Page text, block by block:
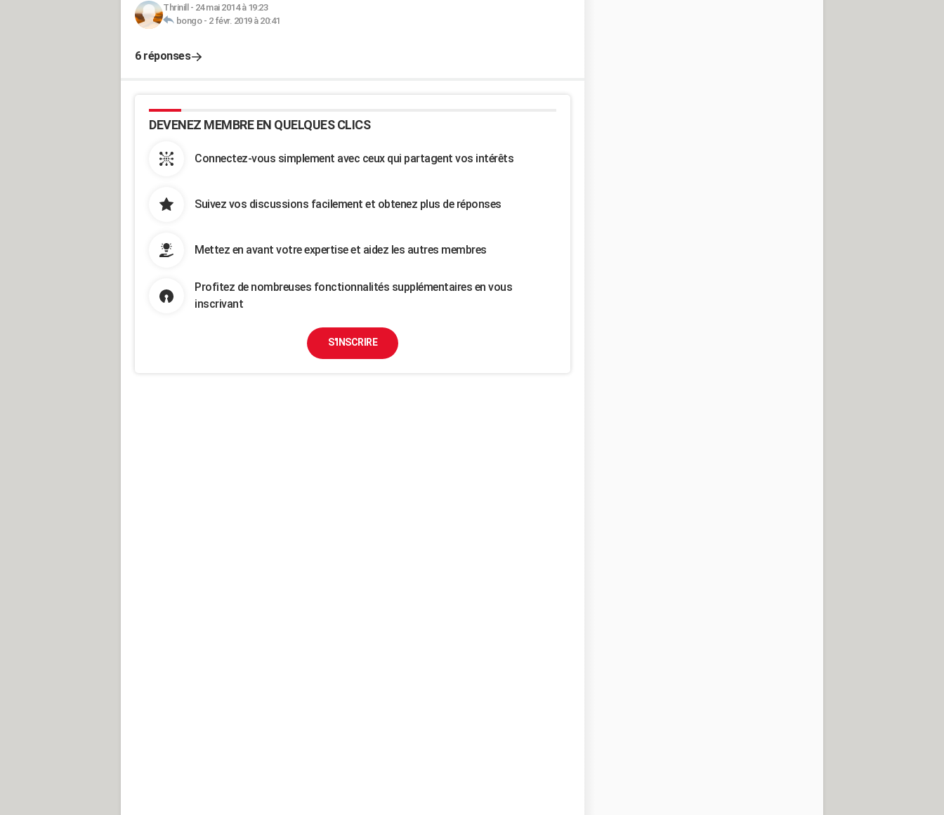
Thrinill - 24 mai 2014 à 19:23
bongo- 2 févr. 2019 à 20:41
6 réponses
DEVENEZ MEMBRE EN QUELQUES CLICS
Connectez-vous simplement avec ceux qui partagent vos intérêts
Suivez vos discussions facilement et obtenez plus de réponses
Mettez en avant votre expertise et aidez les autres membres
Profitez de nombreuses fonctionnalités supplémentaires en vous
inscrivant
S'INSCRIRE